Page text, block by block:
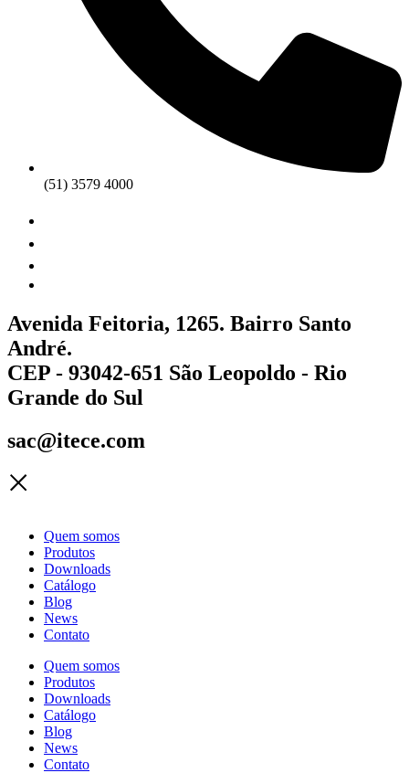
(51) 3579 4000
Avenida Feitoria, 1265. Bairro Santo
André.
CEP - 93042-651 São Leopoldo - Rio
Grande do Sul
sac@itece.com
Quem somos
Produtos
Downloads
Catálogo
Blog
News
Contato
Quem somos
Produtos
Downloads
Catálogo
Blog
News
Contato